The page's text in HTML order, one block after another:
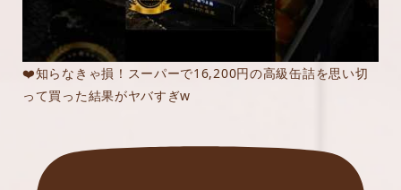
❤️知らなきゃ損！スーパーで16,200円の高級缶詰を思い切
って買った結果がヤバすぎw